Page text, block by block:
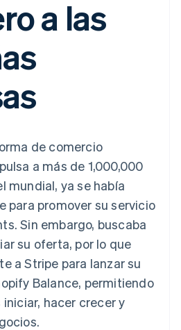
Automatización
contable
Informes
personalizados
Sincronización
de datos
de carbono
del dinero
viajes y ocio
de
y
sin
lucro
público
cobro por
por
y gestiona
con agentes
de código
de la API
ruta del
anual
prensa
Press
con ventas
en socio
a las
de comercio
a más de 1,000,000
mundial, ya se había
para promover su servicio
Sin embargo, buscaba
su oferta, por lo que
a Stripe para lanzar su
Balance, permitiendo
hacer crecer y